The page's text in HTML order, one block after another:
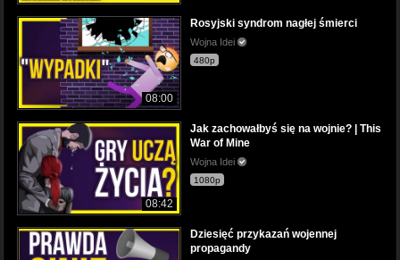
08:00
Rosyjski syndrom nagłej śmierci
Wojna Idei
480p
08:42
Jak zachowałbyś się na wojnie? | This
War of Mine
Wojna Idei
1080p
Dziesięć przykazań wojennej
propagandy